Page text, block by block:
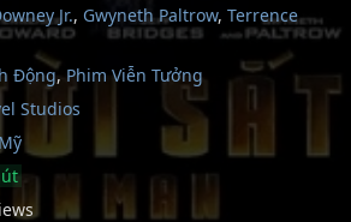
Jr., Gwyneth Paltrow, Terrence
Động, Phim Viễn Tưởng
Studios